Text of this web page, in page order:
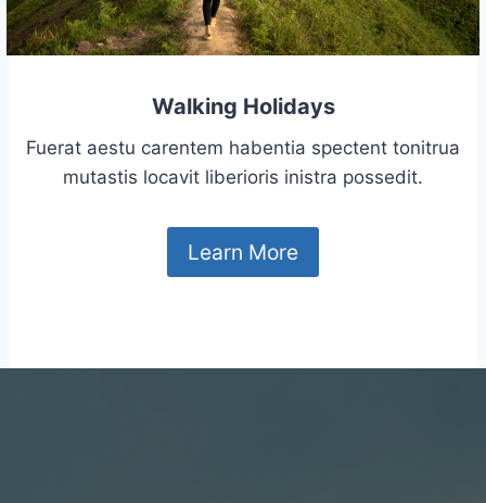
Walking Holidays
Fuerat aestu carentem habentia spectent tonitrua
mutastis locavit liberioris inistra possedit.
Learn More